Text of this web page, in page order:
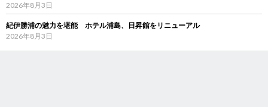
2026年8月3日
紀伊勝浦の魅力を堪能 ホテル浦島、日昇館をリニューアル
2026年8月3日